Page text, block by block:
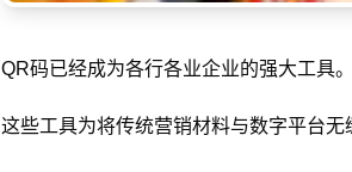
QR码已经成为各行各业企业的强大工具
这些工具为将传统营销材料与数字平台无